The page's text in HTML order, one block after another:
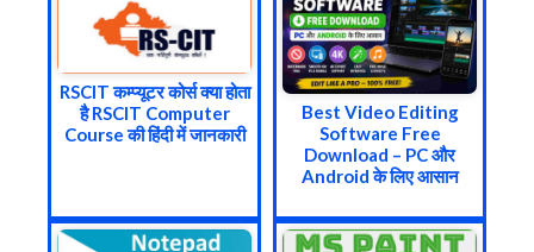
RSCIT कम्प्यूटर कोर्स क्या होता
है RSCIT Computer
Course की हिंदी में जानकारी
Best Video Editing
Software Free
Download – PC और
Android के लिए आसान